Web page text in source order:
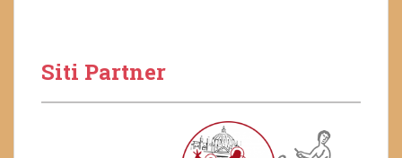
Siti Partner